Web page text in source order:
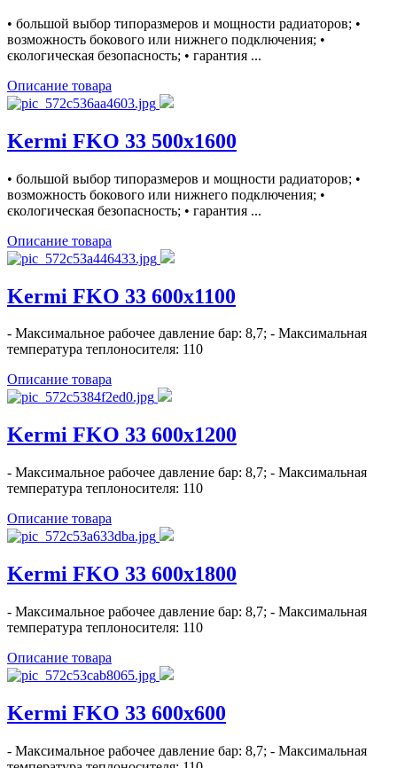
• большой выбор типоразмеров и мощности радиаторов; •
возможность бокового или нижнего подключения; •
єкологическая безопасность; • гарантия ...
Описание товара
Kermi FKO 33 500x1600
• большой выбор типоразмеров и мощности радиаторов; •
возможность бокового или нижнего подключения; •
єкологическая безопасность; • гарантия ...
Описание товара
Kermi FKO 33 600x1100
- Максимальное рабочее давление бар: 8,7; - Максимальная
температура теплоносителя: 110
Описание товара
Kermi FKO 33 600x1200
- Максимальное рабочее давление бар: 8,7; - Максимальная
температура теплоносителя: 110
Описание товара
Kermi FKO 33 600x1800
- Максимальное рабочее давление бар: 8,7; - Максимальная
температура теплоносителя: 110
Описание товара
Kermi FKO 33 600x600
- Максимальное рабочее давление бар: 8,7; - Максимальная